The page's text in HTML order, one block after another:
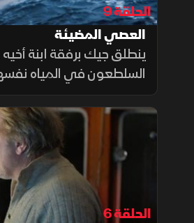
الحلقة 9
العصي المضيئة
ينطلق جيك برفقة ابنة أخيه
السلطعون في المياه
يصطادون فيها خلال
بينما يواجه جوناثان موقفا
تخاطر سفينة بالدخول
الحلقة 6